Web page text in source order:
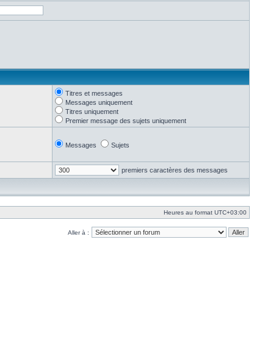
Titres et messages
Messages uniquement
Titres uniquement
Premier message des sujets uniquement
Messages Sujets
premiers caractères des messages
Heures au format UTC+03:00
Aller à :